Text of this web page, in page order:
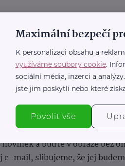
(nejen)
a buďte v obraze bez
e-mail, slibujeme, že jej
Maximální bezpečí
K personalizaci obsahu a
využíváme soubory cookie.
sociální média, inzerci a
jste jim poskytli nebo které
Povolit vše